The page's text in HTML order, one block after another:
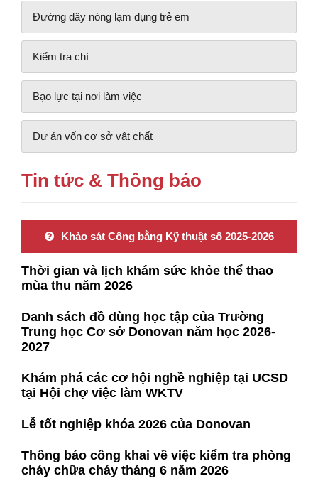
Đường dây nóng lạm dụng trẻ em
Kiểm tra chì
Bạo lực tại nơi làm việc
Dự án vốn cơ sở vật chất
Tin tức & Thông báo
Khảo sát Công bằng Kỹ thuật số 2025-2026
Thời gian và lịch khám sức khỏe thể thao
mùa thu năm 2026
Danh sách đồ dùng học tập của Trường
Trung học Cơ sở Donovan năm học 2026-
2027
Khám phá các cơ hội nghề nghiệp tại UCSD
tại Hội chợ việc làm WKTV
Lễ tốt nghiệp khóa 2026 của Donovan
Thông báo công khai về việc kiểm tra phòng
cháy chữa cháy tháng 6 năm 2026